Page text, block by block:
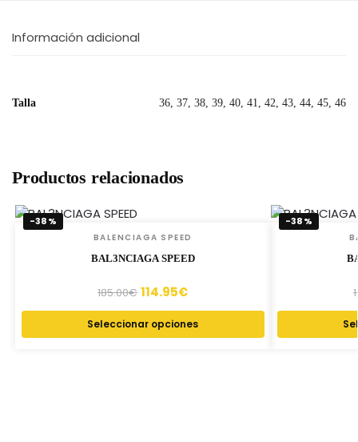
Información adicional
Talla 36, 37, 38, 39, 40, 41, 42, 43, 44, 45, 46
Productos relacionados
-38%
BALENCIAGA SPEED
BAL3NCIAGA SPEED
185.00€ 114.95€
Seleccionar opciones
-38%